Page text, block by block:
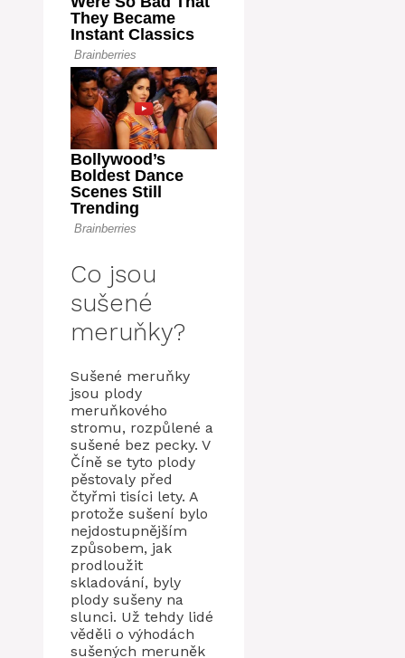
Co jsou
sušené
meruňky?
Sušené meruňky
jsou plody
meruňkového
stromu, rozpůlené a
sušené bez pecky. V
Číně se tyto plody
pěstovaly před
čtyřmi tisíci lety. A
protože sušení bylo
nejdostupnějším
způsobem, jak
prodloužit
skladování, byly
plody sušeny na
slunci. Už tehdy lidé
věděli o výhodách
sušených meruněk